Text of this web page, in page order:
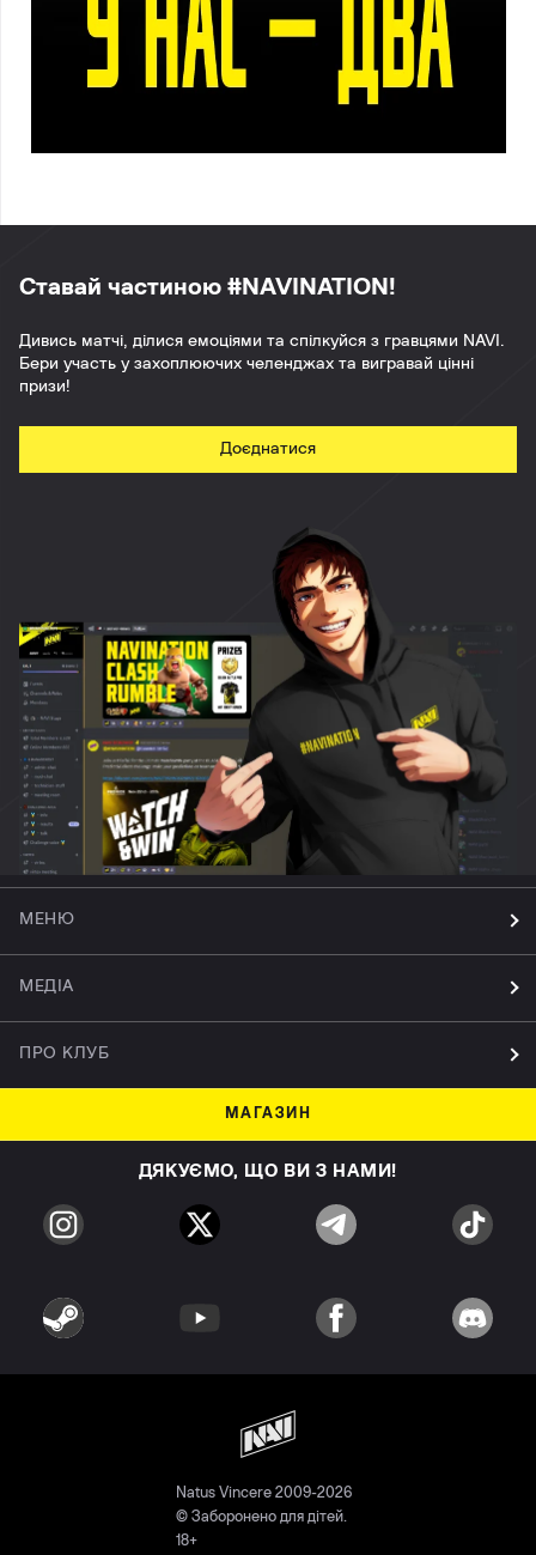
Ставай частиною #NAVINATION!
Дивись матчі, ділися емоціями та спілкуйся з гравцями NAVI.
Бери участь у захоплюючих челенджах та вигравай цінні
призи!
Доєднатися
МЕНЮ
МЕДІА
ПРО КЛУБ
МАГАЗИН
ДЯКУЄМО, ЩО ВИ З НАМИ!
Natus Vincere 2009-2026
© Заборонено для дітей.
18+